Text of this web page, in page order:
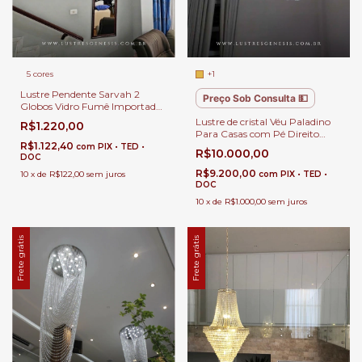
5 cores
Lustre Pendente Sarvah 2
Globos Vidro Fumê Importado
para Mesa de Jantar, Sala Estar
e Escritório
R$1.220,00
R$1.122,40 com PIX • TED •
DOC
10 x de R$122,00 sem juros
+1
Preço Sob Consulta 💵
Lustre de cristal Véu Paladino
Para Casas com Pé Direito
Duplo
R$10.000,00
R$9.200,00 com PIX • TED •
DOC
10 x de R$1.000,00 sem juros
Frete grátis Frete grátis